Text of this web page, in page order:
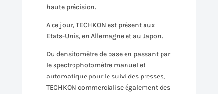
haute précision.
A ce jour, TECHKON est présent aux
Etats-Unis, en Allemagne et au Japon.
Du densitomètre de base en passant par
le spectrophotomètre manuel et
automatique pour le suivi des presses,
TECHKON commercialise également des